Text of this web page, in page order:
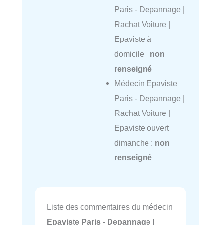
Paris - Depannage |
Rachat Voiture |
Epaviste à
domicile : non
renseigné
Médecin Epaviste
Paris - Depannage |
Rachat Voiture |
Epaviste ouvert
dimanche : non
renseigné
Liste des commentaires du médecin
Epaviste Paris - Depannage |